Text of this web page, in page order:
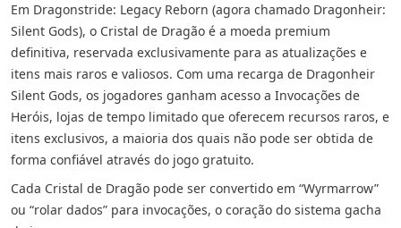
Em Dragonstride: Legacy Reborn (agora chamado Dragonheir:
Silent Gods), o Cristal de Dragão é a moeda premium
definitiva, reservada exclusivamente para as atualizações e
itens mais raros e valiosos. Com uma recarga de Dragonheir
Silent Gods, os jogadores ganham acesso a Invocações de
Heróis, lojas de tempo limitado que oferecem recursos raros, e
itens exclusivos, a maioria dos quais não pode ser obtida de
forma confiável através do jogo gratuito.
Cada Cristal de Dragão pode ser convertido em “Wyrmarrow”
ou “rolar dados” para invocações, o coração do sistema gacha